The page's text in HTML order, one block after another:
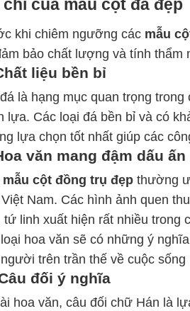
chí của mẫu cột đá đẹp
khi chiêm ngưỡng các mẫu
bảo chất lượng và tính thẩm
liệu bền bỉ
là hạng mục quan trọng
lựa. Các loại đá bền bỉ và có
lựa chọn tốt nhất giúp các
văn mang đậm dấu
mẫu cột đồng trụ đẹp thường
Việt Nam. Các hình ảnh quen
tứ linh xuất hiện rất nhiều trong
hoa văn sẽ có những ý
trên trần thế về cuộc
đối ý nghĩa
hoa văn, câu đối chữ Hán là